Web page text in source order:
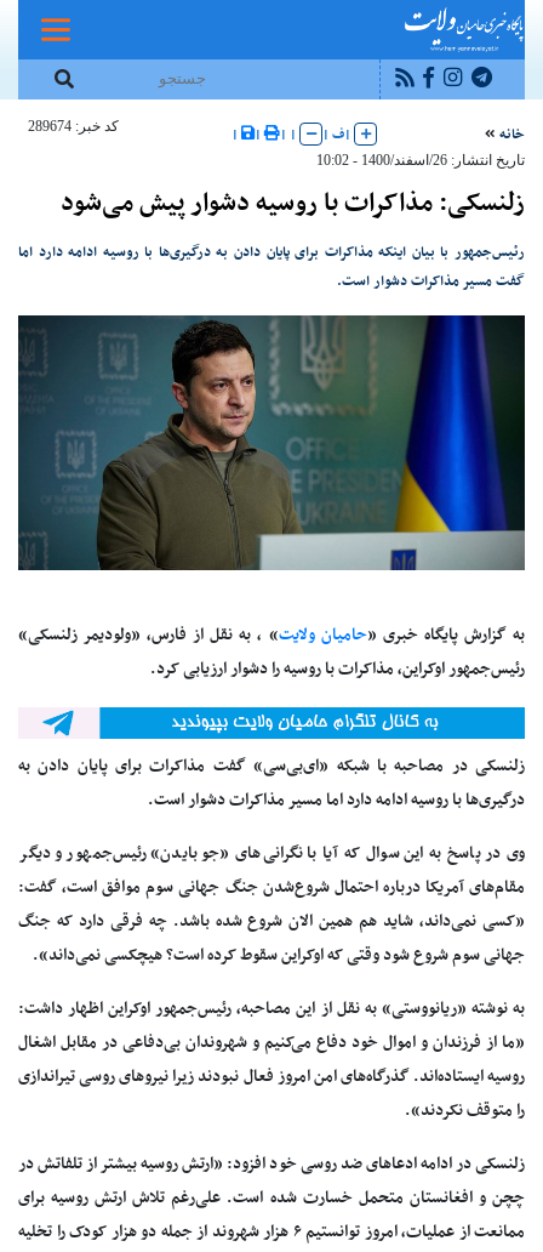
خانه |ف |
|
|
|
|
کد خبر: 289674
تاریخ انتشار: 26/اسفند/1400 - 10:02
زلنسکی: مذاکرات با روسیه دشوار پیش می‌شود
رئیس‌جمهور با بیان اینکه مذاکرات برای پایان دادن به درگیری‌ها با روسیه ادامه دارد اما
گفت مسیر مذاکرات دشوار است.
به گزارش پایگاه خبری «حامیان ولایت» ، به نقل از فارس، «ولودیمر زلنسکی»
رئیس‌جمهور اوکراین، مذاکرات با روسیه را دشوار ارزیابی کرد.
زلنسکی در مصاحبه با شبکه «ای‌بی‌سی» گفت مذاکرات برای پایان دادن به
درگیری‌ها با روسیه ادامه دارد اما مسیر مذاکرات دشوار است.
وی در پاسخ به این سوال که آیا با نگرانی‌های «جو بایدن» رئیس‌جمهور و دیگر
مقام‌های آمریکا درباره احتمال شروع‌شدن جنگ جهانی سوم موافق است، گفت:
«کسی نمی‌داند، شاید هم همین الان شروع شده باشد. چه فرقی دارد که جنگ
جهانی سوم شروع شود وقتی که اوکراین سقوط کرده است؟ هیچکسی نمی‌داند».
به نوشته «ریانووستی» به نقل از این مصاحبه، رئیس‌جمهور اوکراین اظهار داشت:
«ما از فرزندان و اموال خود دفاع می‌کنیم و شهروندان بی‌دفاعی در مقابل اشغال
روسیه ایستاده‌اند. گذرگاه‌های امن امروز فعال نبودند زیرا نیروهای روسی تیراندازی
را متوقف نکردند».
زلنسکی در ادامه ادعاهای ضد روسی خود افزود: «ارتش روسیه بیشتر از تلفاتش در
چچن و افغانستان متحمل خسارت شده است. علی‌رغم تلاش ارتش روسیه برای
ممانعت از عملیات، امروز توانستیم ۶ هزار شهروند از جمله دو هزار کودک را تخلیه